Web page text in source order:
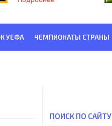
УЕФА ЧЕМПИОНАТЫ СТРАНЫ
ПОИСК ПО САЙТУ